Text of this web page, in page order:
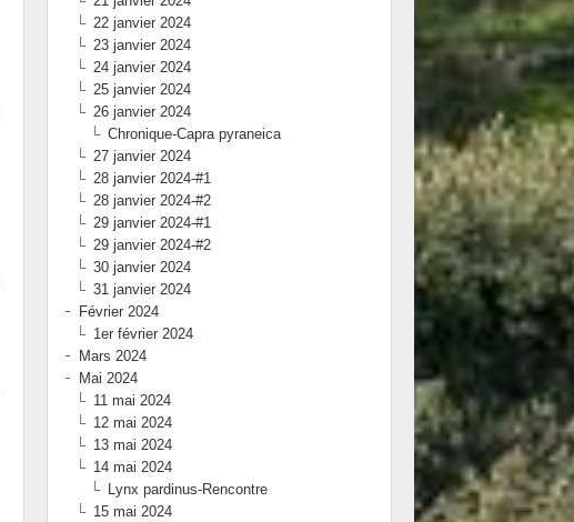
22 janvier 2024
23 janvier 2024
24 janvier 2024
25 janvier 2024
26 janvier 2024
Chronique-Capra pyraneica
27 janvier 2024
28 janvier 2024-#1
28 janvier 2024-#2
29 janvier 2024-#1
29 janvier 2024-#2
30 janvier 2024
31 janvier 2024
Février 2024
1er février 2024
Mars 2024
Mai 2024
11 mai 2024
12 mai 2024
13 mai 2024
14 mai 2024
Lynx pardinus-Rencontre
15 mai 2024